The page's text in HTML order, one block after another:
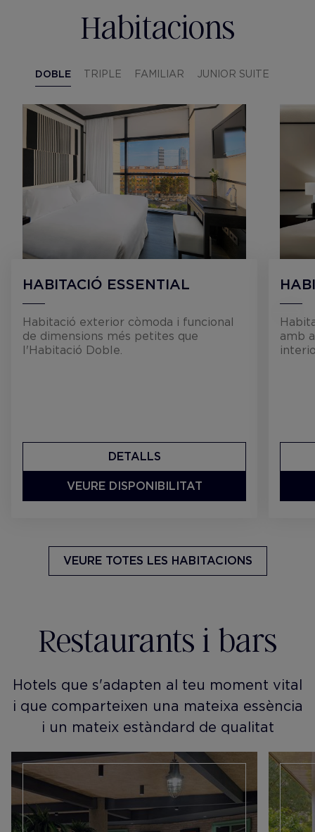
Habitacions
DOBLE TRIPLE FAMILIAR JUNIOR SUITE
HABITACIÓ ESSENTIAL
Habitació exterior còmoda i funcional
de dimensions més petites que
l'Habitació Doble.
DETALLS
VEURE DISPONIBILITAT
amb
VEURE TOTES LES HABITACIONS
Restaurants i bars
Hotels que s'adapten al teu moment vital
i que comparteixen una mateixa essència
i un mateix estàndard de qualitat